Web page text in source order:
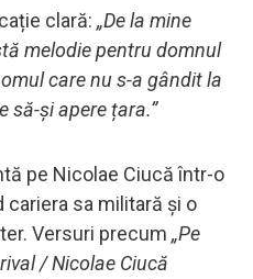
clară: „De la mine
melodie pentru domnul
care nu s-a gândit la
să-și apere țara.”
pe Nicolae Ciucă într-o
sa militară și o
Versuri precum „Pe
/ Nicolae Ciucă